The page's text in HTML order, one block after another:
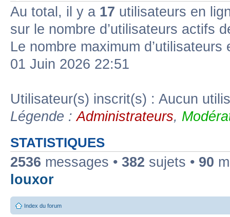
Au total, il y a 17 utilisateurs en
sur le nombre d’utilisateurs actifs
Le nombre maximum
01 Juin 2026 22:51
Utilisateur(s) inscrit(s) : Aucun
Légende :Administrateurs,
STATISTIQUES
2536 messages • 382 sujets • 90
louxor
Index du forum